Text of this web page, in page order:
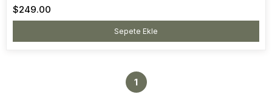
$249.00
Sepete Ekle
1